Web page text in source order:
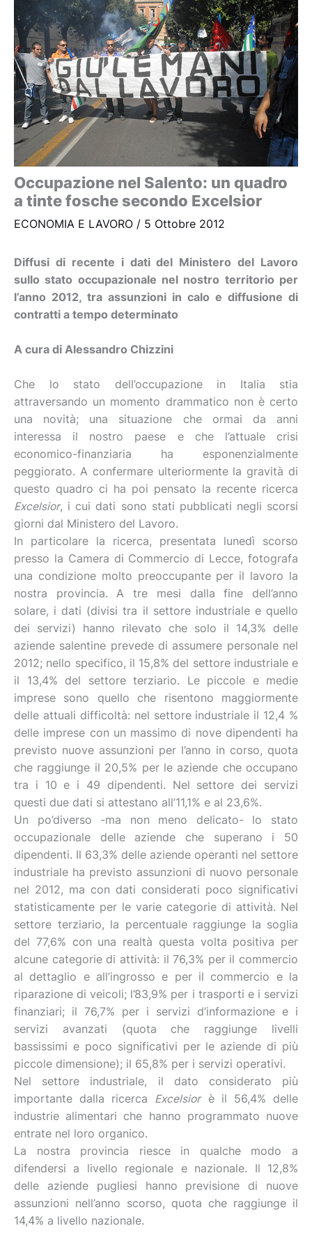
Occupazione nel Salento: un quadro
a tinte fosche secondo Excelsior
ECONOMIA E LAVORO / 5 Ottobre 2012
Diffusi di recente i dati del Ministero del Lavoro
sullo stato occupazionale nel nostro territorio per
l’anno 2012, tra assunzioni in calo e diffusione di
contratti a tempo determinato
A cura di Alessandro Chizzini
Che lo stato dell’occupazione in Italia stia
attraversando un momento drammatico non è certo
una novità; una situazione che ormai da anni
interessa il nostro paese e che l’attuale crisi
economico-finanziaria ha esponenzialmente
peggiorato. A confermare ulteriormente la gravità di
questo quadro ci ha poi pensato la recente ricerca
Excelsior, i cui dati sono stati pubblicati negli scorsi
giorni dal Ministero del Lavoro.
In particolare la ricerca, presentata lunedì scorso
presso la Camera di Commercio di Lecce, fotografa
una condizione molto preoccupante per il lavoro la
nostra provincia. A tre mesi dalla fine dell’anno
solare, i dati (divisi tra il settore industriale e quello
dei servizi) hanno rilevato che solo il 14,3% delle
aziende salentine prevede di assumere personale nel
2012; nello specifico, il 15,8% del settore industriale e
il 13,4% del settore terziario. Le piccole e medie
imprese sono quello che risentono maggiormente
delle attuali difficoltà: nel settore industriale il 12,4 %
delle imprese con un massimo di nove dipendenti ha
previsto nuove assunzioni per l’anno in corso, quota
che raggiunge il 20,5% per le aziende che occupano
tra i 10 e i 49 dipendenti. Nel settore dei servizi
questi due dati si attestano all’11,1% e al 23,6%.
Un po’diverso -ma non meno delicato- lo stato
occupazionale delle aziende che superano i 50
dipendenti. Il 63,3% delle aziende operanti nel settore
industriale ha previsto assunzioni di nuovo personale
nel 2012, ma con dati considerati poco significativi
statisticamente per le varie categorie di attività. Nel
settore terziario, la percentuale raggiunge la soglia
del 77,6% con una realtà questa volta positiva per
alcune categorie di attività: il 76,3% per il commercio
al dettaglio e all’ingrosso e per il commercio e la
riparazione di veicoli; l’83,9% per i trasporti e i servizi
finanziari; il 76,7% per i servizi d’informazione e i
servizi avanzati (quota che raggiunge livelli
bassissimi e poco significativi per le aziende di più
piccole dimensione); il 65,8% per i servizi operativi.
Nel settore industriale, il dato considerato più
importante dalla ricerca Excelsiorè il 56,4% delle
industrie alimentari che hanno programmato nuove
entrate nel loro organico.
La nostra provincia riesce in qualche modo a
difendersi a livello regionale e nazionale. Il 12,8%
delle aziende pugliesi hanno previsione di nuove
assunzioni nell’anno scorso, quota che raggiunge il
14,4% a livello nazionale.